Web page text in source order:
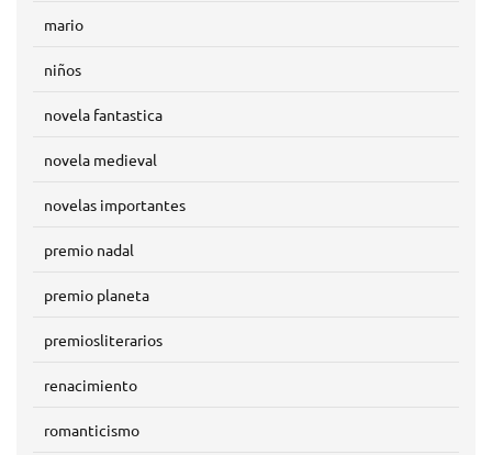
mario
niños
novela fantastica
novela medieval
novelas importantes
premio nadal
premio planeta
premiosliterarios
renacimiento
romanticismo